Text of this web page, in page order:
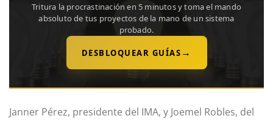
Tritura la procrastinación en 5 minutos y toma el mando
absoluto de tus proyectos de la mano de un sistema
probado.
DESBLOQUEAR GUÍAS →
Janner Pérez, presidente del IMA, y Joemel Robles, del